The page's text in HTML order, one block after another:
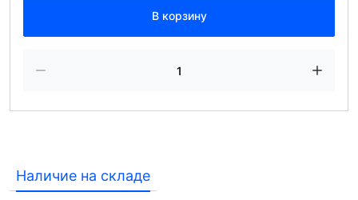
В корзину
Наличие на складе